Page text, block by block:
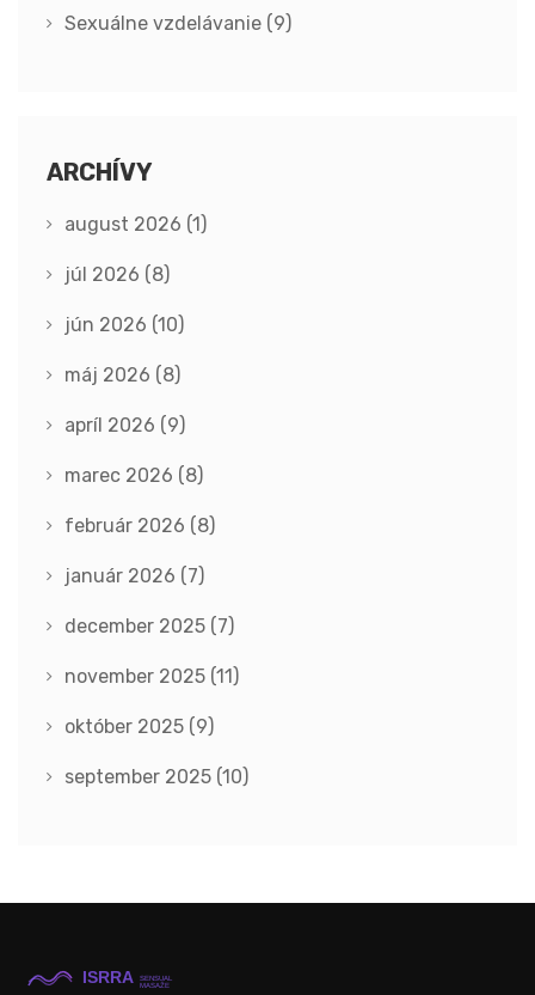
Sexuálne vzdelávanie (9)
ARCHÍVY
august 2026 (1)
júl 2026 (8)
jún 2026 (10)
máj 2026 (8)
apríl 2026 (9)
marec 2026 (8)
február 2026 (8)
január 2026 (7)
december 2025 (7)
november 2025 (11)
október 2025 (9)
september 2025 (10)